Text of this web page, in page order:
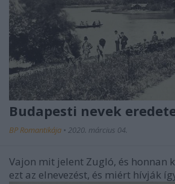
Budapesti nevek
BP Romantikája • 2020. március 04.
Vajon mit jelent Zugló, és honnan
ezt az elnevezést, és miért hívják